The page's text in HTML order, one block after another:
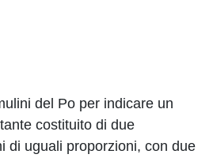
del Po per indicare un
costituito di due
di uguali proporzioni, con due